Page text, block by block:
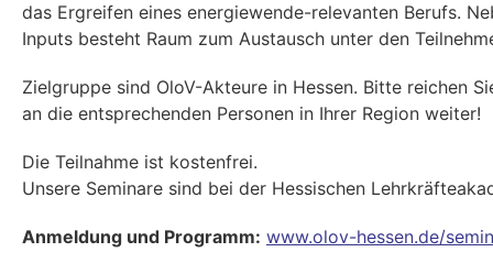
das Ergreifen eines energiewende-relevanten Berufs.
Inputs besteht Raum zum Austausch unter den
Zielgruppe sind OloV-Akteure in Hessen. Bitte reichen
an die entsprechenden Personen in Ihrer Region weiter!
Die Teilnahme ist kostenfrei.
Unsere Seminare sind bei der Hessischen
Anmeldung und Programm: www.olov-hessen.de/